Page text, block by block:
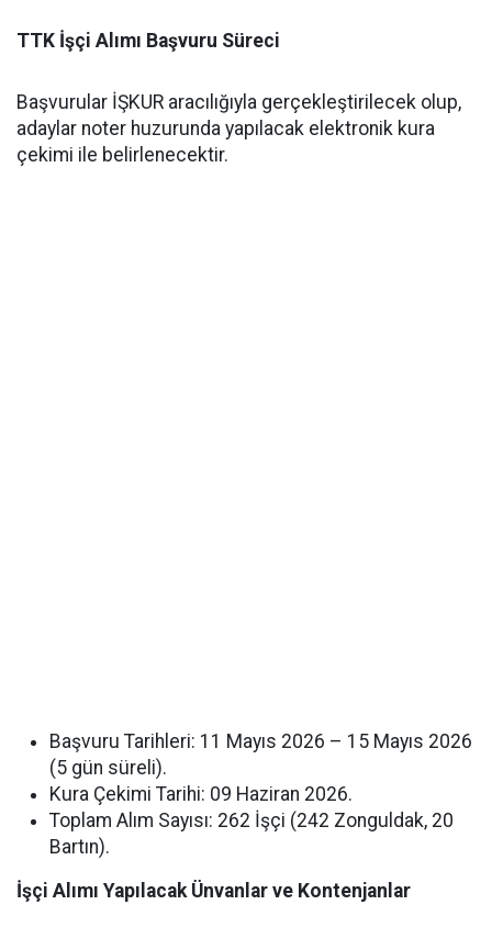
TTK İşçi Alımı Başvuru Süreci
Başvurular İŞKUR aracılığıyla gerçekleştirilecek olup,
adaylar noter huzurunda yapılacak elektronik kura
çekimi ile belirlenecektir.
Başvuru Tarihleri: 11 Mayıs 2026 – 15 Mayıs 2026
(5 gün süreli).
Kura Çekimi Tarihi: 09 Haziran 2026.
Toplam Alım Sayısı: 262 İşçi (242 Zonguldak, 20
Bartın).
İşçi Alımı Yapılacak Ünvanlar ve Kontenjanlar